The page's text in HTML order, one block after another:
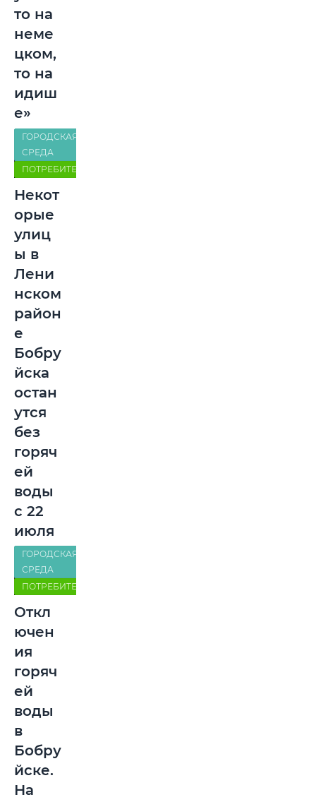
то на
неме
цком,
то на
идиш
е»
ГОРОДСКАЯ
СРЕДА
ПОТРЕБИТЕЛЬ
Некот
орые
улиц
ы в
Лени
нском
район
е
Бобру
йска
остан
утся
без
горяч
ей
воды
с 22
июля
ГОРОДСКАЯ
СРЕДА
ПОТРЕБИТЕЛЬ
Откл
ючен
ия
горяч
ей
воды
в
Бобру
йске.
На